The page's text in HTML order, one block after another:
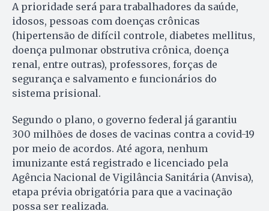
A prioridade será para trabalhadores da saúde,
idosos, pessoas com doenças crônicas
(hipertensão de difícil controle, diabetes mellitus,
doença pulmonar obstrutiva crônica, doença
renal, entre outras), professores, forças de
segurança e salvamento e funcionários do
sistema prisional.
Segundo o plano, o governo federal já garantiu
300 milhões de doses de vacinas contra a covid-19
por meio de acordos. Até agora, nenhum
imunizante está registrado e licenciado pela
Agência Nacional de Vigilância Sanitária (Anvisa),
etapa prévia obrigatória para que a vacinação
possa ser realizada.